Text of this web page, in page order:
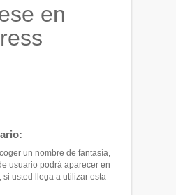
en
un nombre de fantasía,
usuario podrá aparecer en
si usted llega a utilizar esta